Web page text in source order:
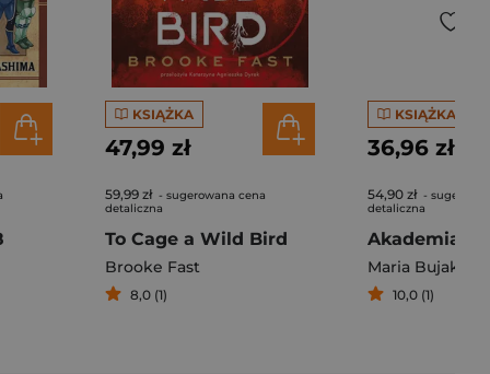
KSIĄŻKA
47,99 zł
59,99 zł - sugerowana cena
detaliczna
To Cage a Wild Bird
Brooke Fast
8,0 (1)
KSIĄŻKA
36,96 zł
54,90 zł -
detaliczna
Akademia
Maria Bujak
10,0 (1)